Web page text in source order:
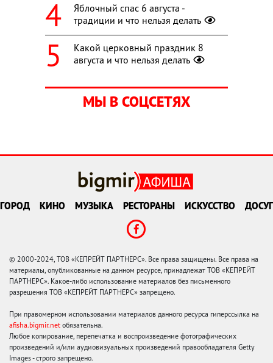
Яблочный спас 6 августа -
традиции и что нельзя делать
Какой церковный праздник 8
августа и что нельзя делать
МЫ В СОЦСЕТЯХ
ГОРОД КИНО МУЗЫКА РЕСТОРАНЫ ИСКУССТВО ДОСУГ
© 2000-2024, ТОВ «КЕПРЕЙТ ПАРТНЕРС». Все права защищены. Все права на
материалы, опубликованные на данном ресурсе, принадлежат ТОВ «КЕПРЕЙТ
ПАРТНЕРС». Какое-либо использование материалов без письменного
разрешения ТОВ «КЕПРЕЙТ ПАРТНЕРС» запрещено.
При правомерном использовании материалов данного ресурса гиперссылка на
afisha.bigmir.net обязательна.
Любое копирование, перепечатка и воспроизведение фотографических
произведений и/или аудиовизуальных произведений правообладателя Getty
Images - строго запрещено.